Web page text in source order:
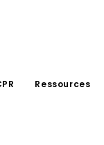
Ressources